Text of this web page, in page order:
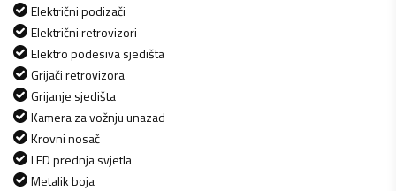
Električni podizači
Električni retrovizori
Elektro podesiva sjedišta
Grijači retrovizora
Grijanje sjedišta
Kamera za vožnju unazad
Krovni nosač
LED prednja svjetla
Metalik boja